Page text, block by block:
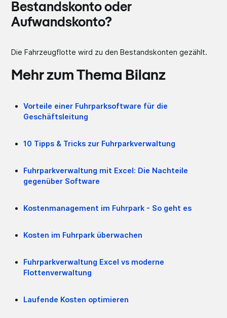
Bestandskonto oder
Aufwandskonto?
Die Fahrzeugflotte wird zu den Bestandskonten gezählt.
Mehr zum Thema Bilanz
Vorteile einer Fuhrparksoftware für die
Geschäftsleitung
10 Tipps & Tricks zur Fuhrparkverwaltung
Fuhrparkverwaltung mit Excel: Die Nachteile
gegenüber Software
Kostenmanagement im Fuhrpark - So geht es
Kosten im Fuhrpark überwachen
Fuhrparkverwaltung Excel vs moderne
Flottenverwaltung
Laufende Kosten optimieren